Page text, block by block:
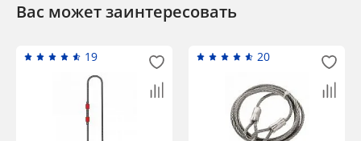
Вас может заинтересовать
19 20